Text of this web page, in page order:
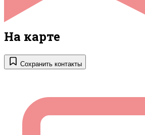
На карте
Сохранить контакты